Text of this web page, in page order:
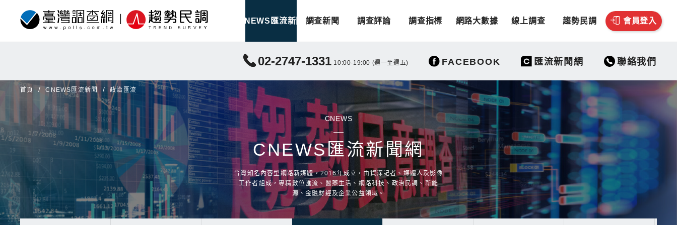
CNEWS匯流新聞 調查新聞 調查評論 調查指標 網路大數據 線上調查 趨勢民調 會員登入
02-2747-1331 10:00-19:00 (週一至週五) FACEBOOK 匯流新聞網 聯絡我們
首頁 CNEWS匯流新聞 政治匯流
CNEWS
CNEWS匯流新聞網
台灣知名內容型網路新媒體，2016年成立，由資深記者、媒體人及影像
工作者組成，專精數位匯流、醫藥生活、網路科技、政治民調、新能
源、金融財經及企業公益領域。